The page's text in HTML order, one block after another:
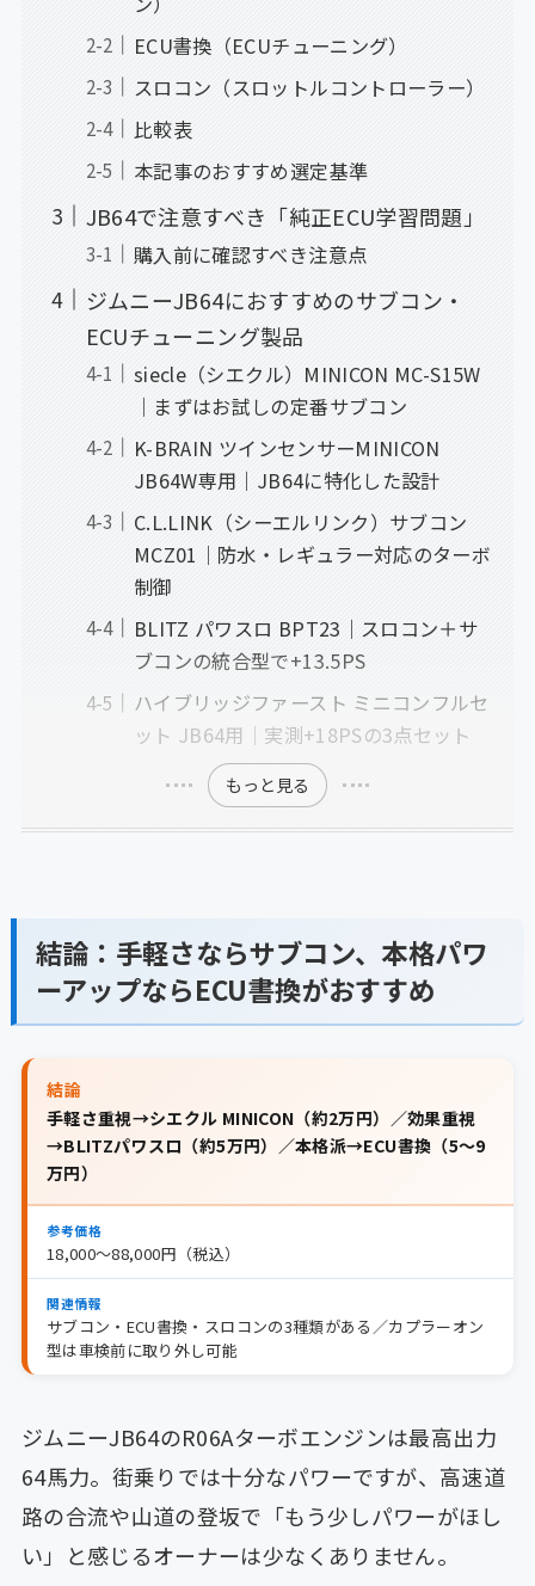
ECU書換（ECUチューニング）
スロコン（スロットルコントローラー）
比較表
本記事のおすすめ選定基準
JB64で注意すべき「純正ECU学習問題」
購入前に確認すべき注意点
ジムニーJB64におすすめのサブコン・
ECUチューニング製品
siecle（シエクル）MINICON MC-S15W
｜まずはお試しの定番サブコン
K-BRAIN ツインセンサーMINICON
JB64W専用｜JB64に特化した設計
C.L.LINK（シーエルリンク）サブコン
MCZ01｜防水・レギュラー対応のターボ
制御
BLITZ パワスロ BPT23｜スロコン＋サ
ブコンの統合型で+13.5PS
ハイブリッジファースト ミニコンフルセ
ット JB64用｜実測+18PSの3点セット
もっと見る
結論：手軽さならサブコン、本格パワ
ーアップならECU書換がおすすめ
結論
手軽さ重視→シエクル MINICON（約2万円）／効果重視
→BLITZパワスロ（約5万円）／本格派→ECU書換（5〜9
万円）
参考価格
18,000〜88,000円（税込）
関連情報
サブコン・ECU書換・スロコンの3種類がある／カプラーオン
型は車検前に取り外し可能
ジムニーJB64のR06Aターボエンジンは最高出力
64馬力。街乗りでは十分なパワーですが、高速道
路の合流や山道の登坂で「もう少しパワーがほし
い」と感じるオーナーは少なくありません。